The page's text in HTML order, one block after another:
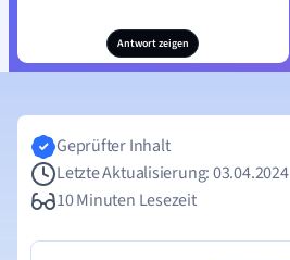
Antwort zeigen
Geprüfter Inhalt
Letzte Aktualisierung: 03.04.2024
10 Minuten Lesezeit